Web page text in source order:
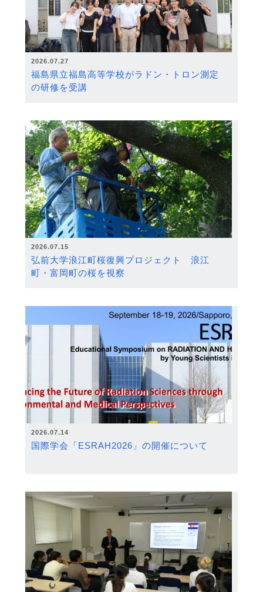
2026.07.27
福島県立福島高等学校がラドン・トロン測定
の研修を受講
2026.07.15
弘前大学浪江町桜復興プロジェクト 浪江
町・富岡町の桜を視察
2026.07.14
国際学会「ESRAH2026」の開催について